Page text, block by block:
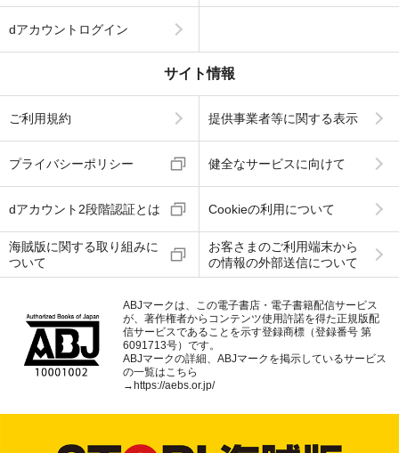
dアカウントログイン
サイト情報
ご利用規約 提供事業者等に関する表示
プライバシーポリシー 健全なサービスに向けて
dアカウント2段階認証とは Cookieの利用について
海賊版に関する取り組みに
ついて
お客さまのご利用端末から
の情報の外部送信について
ABJマークは、この電子書店・電子書籍配信サービス
が、著作権者からコンテンツ使用許諾を得た正規版配
信サービスであることを示す登録商標（登録番号 第
6091713号）です。
ABJマークの詳細、ABJマークを掲示しているサービス
の一覧はこちら
→https://aebs.or.jp/